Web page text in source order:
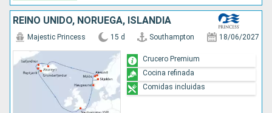
REINO UNIDO, NORUEGA, ISLANDIA
Majestic Princess 15 d Southampton 18/06/2027
Crucero Premium
Cocina refinada
Comidas incluidas